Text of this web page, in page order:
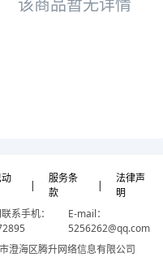
该商品暂无详情
|
服务条
款
|
法律声
明
系手机：
E-mail：
5256262@qq.com
澄海区腾升网络信息有限公司